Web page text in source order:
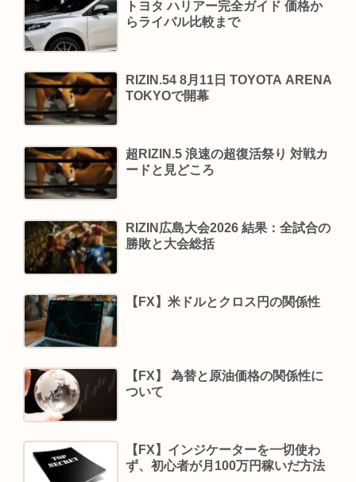
トヨタ ハリアー完全ガイド 価格か
らライバル比較まで
RIZIN.54 8月11日 TOYOTA ARENA
TOKYOで開幕
超RIZIN.5 浪速の超復活祭り 対戦カ
ードと見どころ
RIZIN広島大会2026 結果：全試合の
勝敗と大会総括
【FX】米ドルとクロス円の関係性
【FX】 為替と原油価格の関係性に
ついて
【FX】インジケーターを一切使わ
ず、初心者が月100万円稼いだ方法